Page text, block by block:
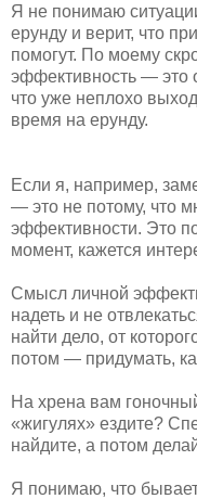
Я не понимаю
ерунду и верит, что
помогут. По моему
эффективность — это
что уже неплохо
время на ерунду.
Если я, например,
— это не потому, что
эффективности. Это
момент, кажется
Смысл личной
надеть и не
найти дело, от
потом — придумать,
На хрена вам
«жигулях» ездите?
найдите, а потом
Я понимаю, что